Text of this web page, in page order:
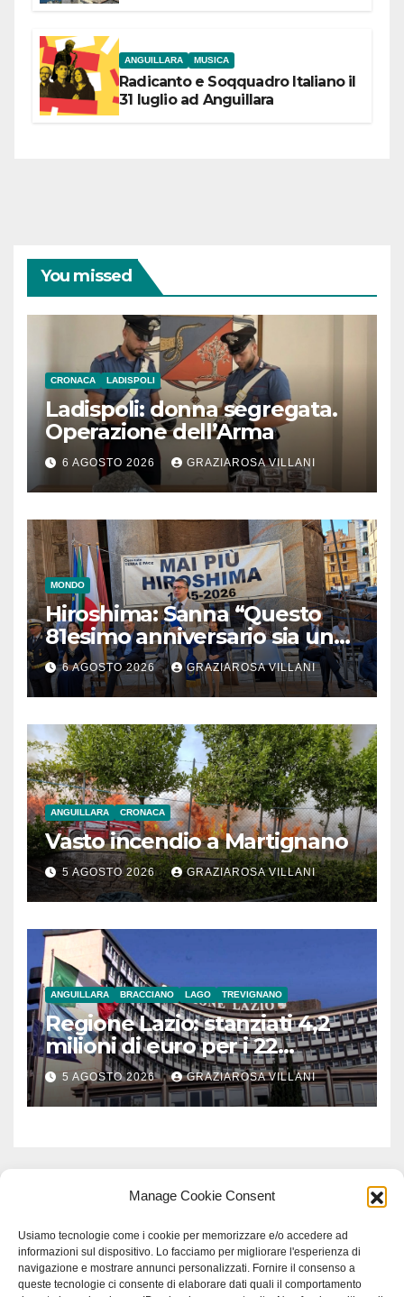
Manage Cookie Consent
Usiamo tecnologie come i cookie per memorizzare e/o accedere ad
informazioni sul dispositivo. Lo facciamo per migliorare l'esperienza di
navigazione e mostrare annunci personalizzati. Fornire il consenso a
queste tecnologie ci consente di elaborare dati quali il comportamento
ANGUILLARA MUSICA
Radicanto e Soqquadro Italiano il
31 luglio ad Anguillara
You missed
CRONACA LADISPOLI
Ladispoli: donna segregata.
Operazione dell’Arma
6 AGOSTO 2026 GRAZIAROSA VILLANI
MONDO
Hiroshima: Sanna “Questo
81esimo anniversario sia un
monito per tutti”
6 AGOSTO 2026 GRAZIAROSA VILLANI
ANGUILLARA CRONACA
Vasto incendio a Martignano
5 AGOSTO 2026 GRAZIAROSA VILLANI
ANGUILLARA BRACCIANO LAGO TREVIGNANO
Regione Lazio: stanziati 4,2
milioni di euro per i 22
Comuni dell’Etruria
Meridionale
5 AGOSTO 2026 GRAZIAROSA VILLANI